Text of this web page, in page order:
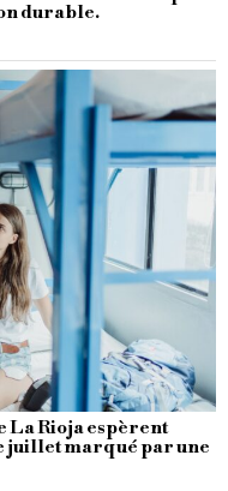
durable.
La Rioja espèrent
juillet marqué par une